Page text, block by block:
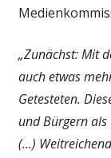
„Zunächst: Mit
auch etwas
Getesteten.
und Bürgern
(…)